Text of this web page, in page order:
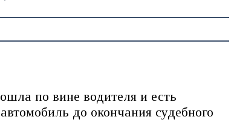
по вине водителя и есть
до окончания судебного